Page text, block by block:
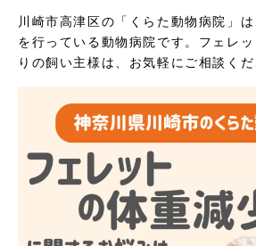
川崎市高津区の「くらた動物病院」
を行っている動物病院です。フェレ
りの飼い主様は、お気軽にご相談くだ